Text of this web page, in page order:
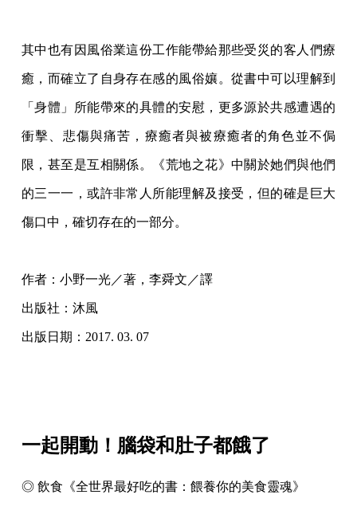
其中也有因風俗業這份工作能帶給那些受災的客人們療
癒，而確立了自身存在感的風俗孃。從書中可以理解到
「身體」所能帶來的具體的安慰，更多源於共感遭遇的
衝擊、悲傷與痛苦，療癒者與被療癒者的角色並不侷
限，甚至是互相關係。《荒地之花》中關於她們與他們
的三一一，或許非常人所能理解及接受，但的確是巨大
傷口中，確切存在的一部分。
作者：小野一光／著，李舜文／譯
出版社：沐風
出版日期：2017. 03. 07
一起開動！腦袋和肚子都餓了
◎ 飲食《全世界最好吃的書：餵養你的美食靈魂》